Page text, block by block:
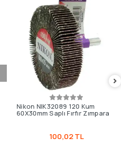
Nikon NIK32089 120 Kum
60X30mm Saplı Fırfır Zımpara
100,02 TL